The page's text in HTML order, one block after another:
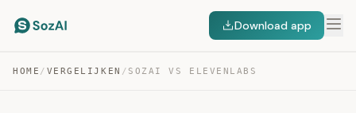
Download app
HOME / VERGELIJKEN / SOZAI VS ELEVENLABS